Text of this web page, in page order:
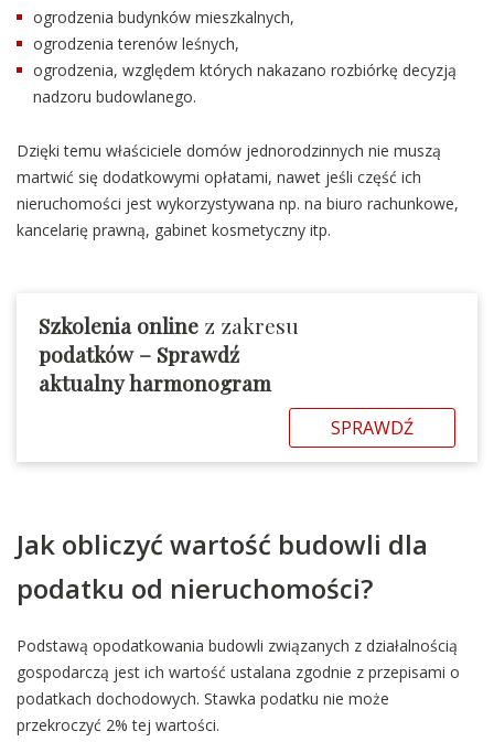
ogrodzenia budynków mieszkalnych,
ogrodzenia terenów leśnych,
ogrodzenia, względem których nakazano rozbiórkę decyzją
nadzoru budowlanego.
Dzięki temu właściciele domów jednorodzinnych nie muszą
martwić się dodatkowymi opłatami, nawet jeśli część ich
nieruchomości jest wykorzystywana np. na biuro rachunkowe,
kancelarię prawną, gabinet kosmetyczny itp.
Szkolenia online z zakresu
podatków – Sprawdź
aktualny harmonogram
SPRAWDŹ
Jak obliczyć wartość budowli dla
podatku od nieruchomości?
Podstawą opodatkowania budowli związanych z działalnością
gospodarczą jest ich wartość ustalana zgodnie z przepisami o
podatkach dochodowych. Stawka podatku nie może
przekroczyć 2% tej wartości.